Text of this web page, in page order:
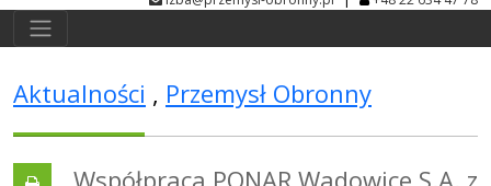
Aktualności , Przemysł Obronny
Współpraca PONAR Wadowice S.A. z